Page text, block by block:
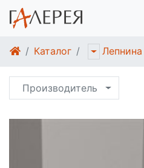
Каталог Лепнина
Производитель